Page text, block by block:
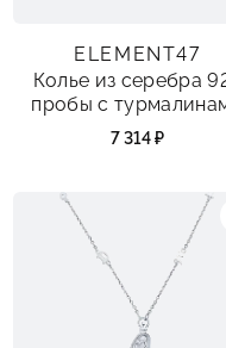
ELEMENT47
Колье из серебра
пробы с
7 314 ₽